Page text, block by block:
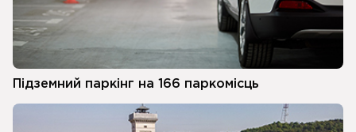
Підземний паркінг на 166 паркомісць